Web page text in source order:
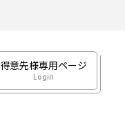
得意先様専用ページ
Login